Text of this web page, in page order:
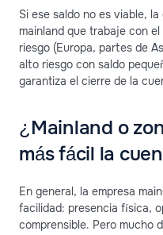
Si ese saldo no es viable,
mainland que trabaje con
riesgo (Europa, partes de
alto riesgo con saldo
garantiza el cierre de la
¿Mainland o
más fácil la
En general, la empresa
facilidad: presencia física,
comprensible. Pero mucho